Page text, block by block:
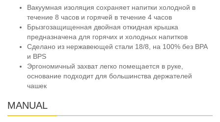
Вакуумная изоляция сохраняет напитки холодной в
течение 8 часов и горячей в течение 4 часов
Брызгозащищенная двойная откидная крышка
предназначена для горячих и холодных напитков
Сделано из нержавеющей стали 18/8, на 100% без BPA
и BPS
Эргономичный захват легко помещается в руке,
основание подходит для большинства держателей
чашек
MANUAL